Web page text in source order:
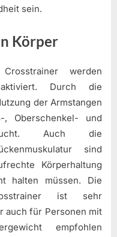
sein.
Körper
werden
aktiviert. Durch die
der Armstangen
Oberschenkel- und
Auch die
sind
Körperhaltung
halten müssen. Die
ist sehr
auch für Personen mit
empfohlen